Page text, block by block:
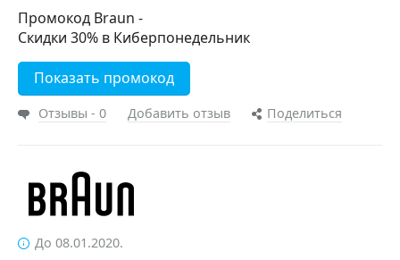
Промокод Braun -
Скидки 30% в Киберпонедельник
Показать промокод
Отзывы - 0 Добавить отзыв Поделиться
До 08.01.2020.